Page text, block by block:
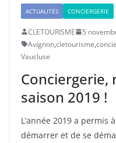
ACTUALITÉS CONCIERGERIE
CLETOURISME
5
Avignon,cletourisme,
Vaucluse
Conciergerie,
saison 2019 !
L’année 2019 a
démarrer et de se